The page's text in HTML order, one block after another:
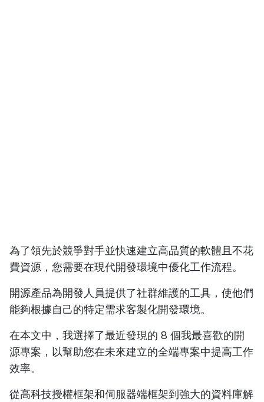
為了領先於競爭對手並快速建立高品質的軟體且不花
費資源，您需要在現代開發環境中優化工作流程。
開源產品為開發人員提供了社群維護的工具，使他們
能夠根據自己的特定需求客製化開發環境。
在本文中，我選擇了最近發現的 8 個我最喜歡的開
源專案，以幫助您在未來建立的全端專案中提高工作
效率。
從高科技授權框架和伺服器端框架到強大的資料庫解